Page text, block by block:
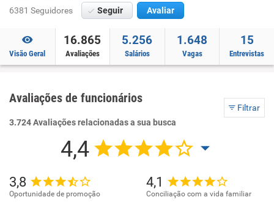
6381 Seguidores Seguir Avaliar
Visão Geral
16.865
Avaliações
5.256
Salários
1.648
Vagas
15
Entrevistas
Avaliações de funcionários
Filtrar
3.724 Avaliações relacionadas a sua busca
4,4
3,8
Oportunidade de promoção
4,1
Conciliação com a vida familiar